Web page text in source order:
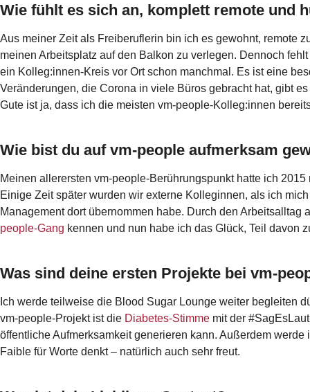
Wie fühlt es sich an, komplett remote und
Aus meiner Zeit als Freiberuflerin bin ich es gewohnt, remote
meinen Arbeitsplatz auf den Balkon zu verlegen. Dennoch
ein Kolleg:innen-Kreis vor Ort schon manchmal. Es ist eine
Veränderungen, die Corona in viele Büros gebracht hat, gibt
Gute ist ja, dass ich die meisten vm-people-Kolleg:innen
Wie bist du auf vm-people aufmerksam
Meinen allerersten vm-people-Berührungspunkt hatte ich
Einige Zeit später wurden wir externe Kolleginnen, als ich
Management dort übernommen habe. Durch den
people-Gang kennen und nun habe ich das Glück, Teil davon
Was sind deine ersten Projekte bei vm-
Ich werde teilweise die Blood Sugar Lounge weiter begleiten
vm-people-Projekt ist die Diabetes-Stimme mit der
öffentliche Aufmerksamkeit generieren kann. Außerdem
Faible für Worte denkt – natürlich auch sehr freut.